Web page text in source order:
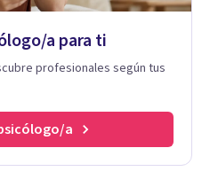
a para ti
profesionales según tus
a